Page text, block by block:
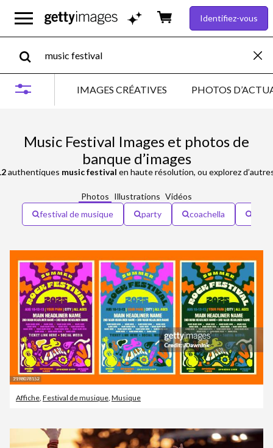
Identifiez-vous
IMAGES CRÉATIVES PHOTOS
Music Festival Images et photos de
banque d’images
authentiques music festival en haute résolution, ou explorez
Photos Illustrations Vidéos
festival de musique
party coachella
Affiche, Festival de musique, Musique